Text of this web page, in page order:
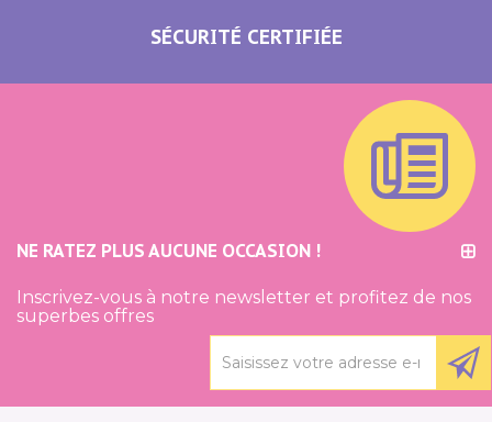
SÉCURITÉ CERTIFIÉE
NE RATEZ PLUS AUCUNE OCCASION !
Inscrivez-vous à notre newsletter et profitez de nos
superbes offres